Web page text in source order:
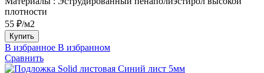
плотности
55 ₽/м2
Купить
В избранное В избранном
Сравнить